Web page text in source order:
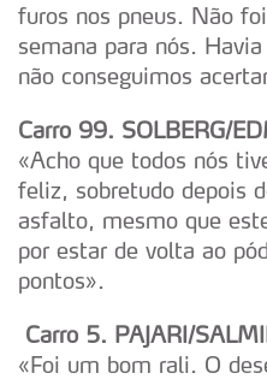
furos nos pneus. Não
semana para nós.
não conseguimos
Carro 99. SOLBERG/
«Acho que todos nós
feliz, sobretudo depois
asfalto, mesmo que
por estar de volta ao
pontos».
Carro 5. PAJARI/
«Foi um bom rali. O